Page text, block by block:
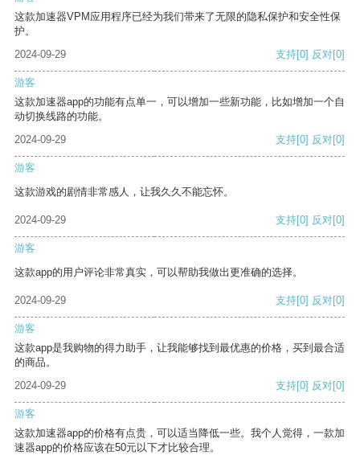
这款加速器VPM应用程序已经为我们带来了无限的隐私保护和安全性保
护。
2024-09-29
支持[0] 反对[0]
游客
这款加速器app的功能有点单一，可以增加一些新功能，比如增加一个自
动切换线路的功能。
2024-09-29
支持[0] 反对[0]
游客
这款游戏的剧情非常感人，让我久久不能忘怀。
2024-09-29 支持[0] 反对[0]
游客
这款app的用户评论非常真实，可以帮助我做出更准确的选择。
2024-09-29 支持[0] 反对[0]
游客
这款app是我购物的得力助手，让我能够找到最优惠的价格，买到最合适
的商品。
2024-09-29
支持[0] 反对[0]
游客
这款加速器app的价格有点贵，可以适当降低一些。我个人觉得，一款加
速器app的价格应该在50元以下才比较合理。